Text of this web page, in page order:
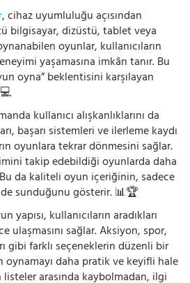
, cihaz uyumluluğu açısından
bilgisayar, dizüstü, tablet veya
oyunlar, kullanıcıların
yaşamasına imkân tanır. Bu
oyna” beklentisini karşılayan
kullanıcı alışkanlıklarını da
başarı sistemleri ve ilerleme kaydı
oyunlara tekrar dönmesini sağlar.
takip edebildiği oyunlarda daha
da kaliteli oyun içeriğinin, sadece
sunduğunu gösterir. 📊🏆
yapısı, kullanıcıların aradıkları
ulaşmasını sağlar. Aksiyon, spor,
gibi farklı seçeneklerin düzenli bir
oynamayı daha pratik ve keyifli hale
arasında kaybolmadan, ilgi